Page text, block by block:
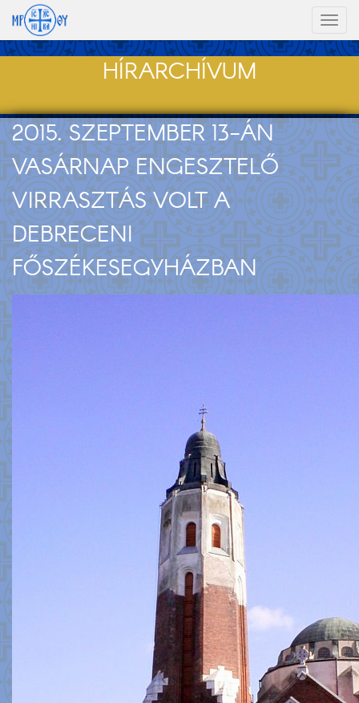
HÍRARCHÍVUM
2015. SZEPTEMBER 13-ÁN
VASÁRNAP ENGESZTELŐ
VIRRASZTÁS VOLT A
DEBRECENI
FŐSZÉKESEGYHÁZBAN